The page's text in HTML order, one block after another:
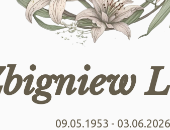
09.05.1953 - 03.06.2026